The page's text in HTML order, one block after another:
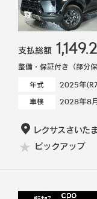
支払総額 1,149.2
整備・保証付き（部分
年式
2025年
車検 2028年8
レクサスさいた
ピックアップ